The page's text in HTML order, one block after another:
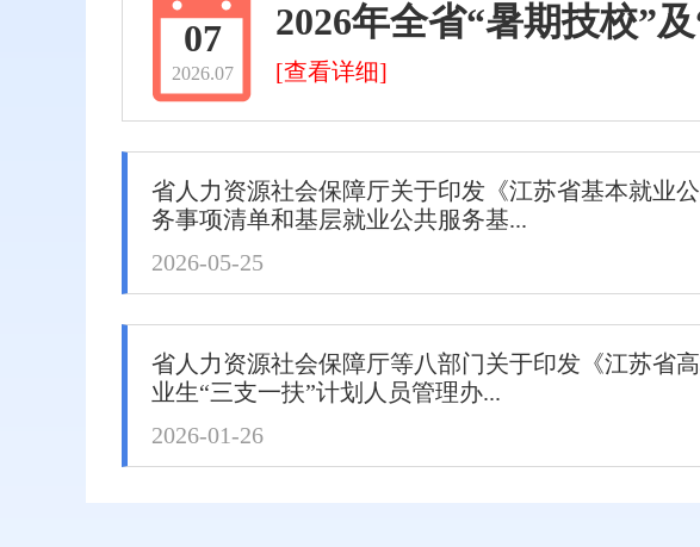
07
2026.07
2026年全省“暑期技校”
[查看详细]
省人力资源社会保障厅关于印发《江苏省基本就业
务事项清单和基层就业公共服务基...
2026-05-25
省人力资源社会保障厅等八部门关于印发《江苏省
业生“三支一扶”计划人员管理办...
2026-01-26